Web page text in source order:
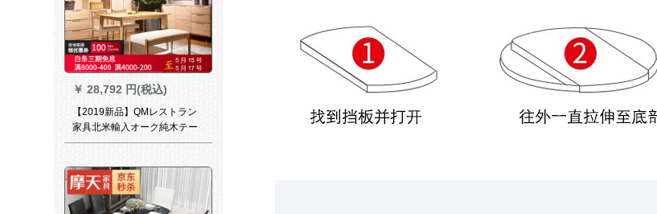
￥ 28,792 円(税込)
【2019新品】QMレストラン
家具北米輸入オーク純木テー
ブルセット北欧和式テーブル